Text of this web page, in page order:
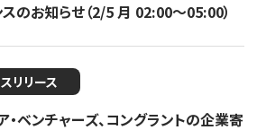
のお知らせ（2/5 月 02:00〜05:00）
リリース
ベンチャーズ、コングラントの企業寄